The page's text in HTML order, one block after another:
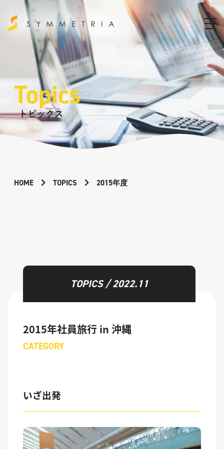
Topics
トピックス
HOME TOPICS 2015年度
TOPICS / 2022.11
2015年社員旅行 in 沖縄
CATEGORY
いざ出発